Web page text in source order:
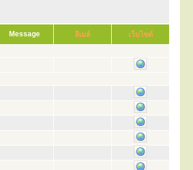
Message อีเมล์ เว็บไซต์